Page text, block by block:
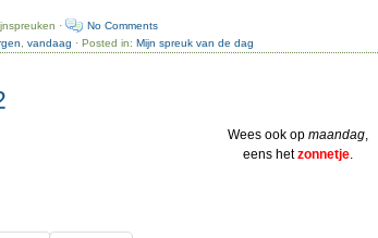
·
No Comments
,vandaag · Posted in:Mijn spreuk van de dag
Wees ook opmaandag
eens hetzonnetje